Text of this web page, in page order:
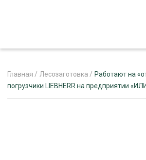
Главная / Лесозаготовка / Работают на
погрузчики LIEBHERR на предприятии